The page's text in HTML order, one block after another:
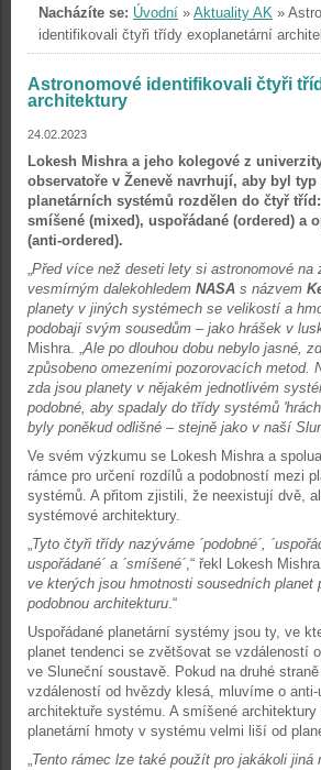
Nacházíte se: Úvodní » Aktuality AK »
identifikovali čtyři třídy exoplanetární
Astronomové identifikovali čtyři
architektury
24.02.2023
Lokesh Mishra a jeho kolegové z
observatoře v Ženevě navrhují, aby byl
planetárních systémů rozdělen do čtyř
smíšené (mixed), uspořádané (ordered) a
(anti-ordered).
„Před více než deseti lety si astronomové na
vesmírným dalekohledem NASA s názvem
planety v jiných systémech se velikostí a
podobají svým sousedům – jako hrášek v
Mishra. „Ale po dlouhou dobu nebylo jasné,
způsobeno omezeními pozorovacích metod.
zda jsou planety v nějakém jednotlivém
podobné, aby spadaly do třídy systémů
byly poněkud odlišné – stejně jako v naší
Ve svém výzkumu se Lokesh Mishra a
rámce pro určení rozdílů a podobností mezi
systémů. A přitom zjistili, že neexistují dvě,
systémové architektury.
„Tyto čtyři třídy nazýváme ´podobné´,
uspořádané´ a ´smíšené´,“ řekl Lokesh
ve kterých jsou hmotnosti sousedních planet
podobnou architekturu.“
Uspořádané planetární systémy jsou ty, ve
planet tendenci se zvětšovat se vzdáleností
ve Sluneční soustavě. Pokud na druhé
vzdáleností od hvězdy klesá, mluvíme o anti-
architektuře systému. A smíšené
planetární hmoty v systému velmi liší od
„Tento rámec lze také použít pro jakákoli jiná